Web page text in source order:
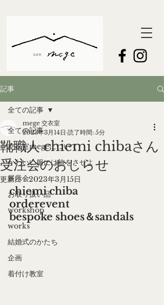
記事
全ての記事
交衣室megeについて
かわいい服には旅をさせよ
展示会
お取り扱い品
workshop
works
結婚式のかたち
企画
着付け教室
全ての記事
靴職人 chiemi chibaさん
受注会のおしらせ
mege 交衣室
2023年3月14日 読了時間: 5分
更新日：2023年3月15日
chiemi chiba
orderevent
bespoke shoes＆sandals